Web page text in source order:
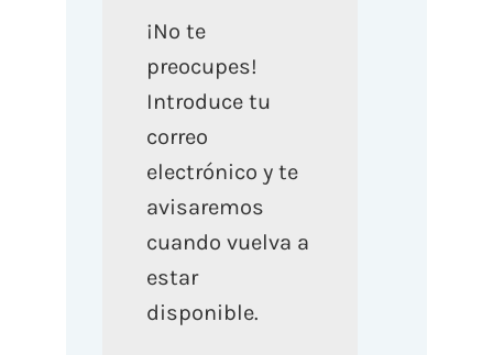
¡No te
preocupes!
Introduce tu
correo
electrónico y te
avisaremos
cuando vuelva a
estar
disponible.